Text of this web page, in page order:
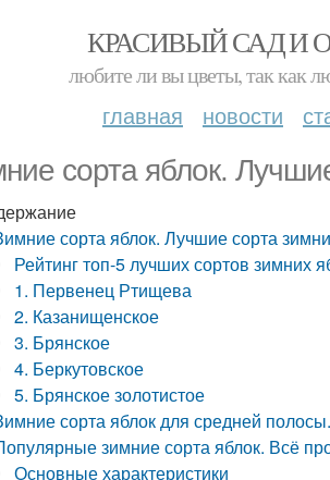
КРАСИВЫЙ САД И
любите ли вы цветы, так как
главная новости
сорта яблок.
сорта яблок. Лучшие сорта
Рейтинг топ-5 лучших сортов зимних
1. Первенец Ртищева
2. Казанищенское
3. Брянское
4. Беркутовское
5. Брянское золотистое
сорта яблок для средней
зимние сорта яблок. Всё
Основные характеристики